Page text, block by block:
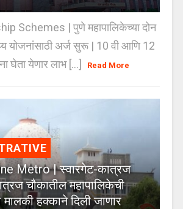
Schemes | पुणे महापालिकेच्या दोन
योजनांसाठी अर्ज सुरू | 10 वी आणि 12
घेता येणार लाभ [...]
Read More
Metro | स्वारगेट-कात्रज
चौकातील महापालिकेची
मालकी हक्काने दिली जाणार